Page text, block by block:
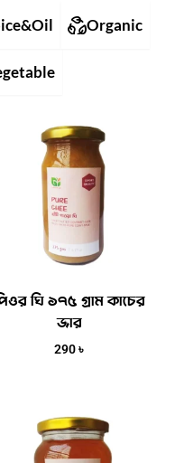
Organic
ঘি ১৭৫ গ্রাম কাচের
জার
290৳